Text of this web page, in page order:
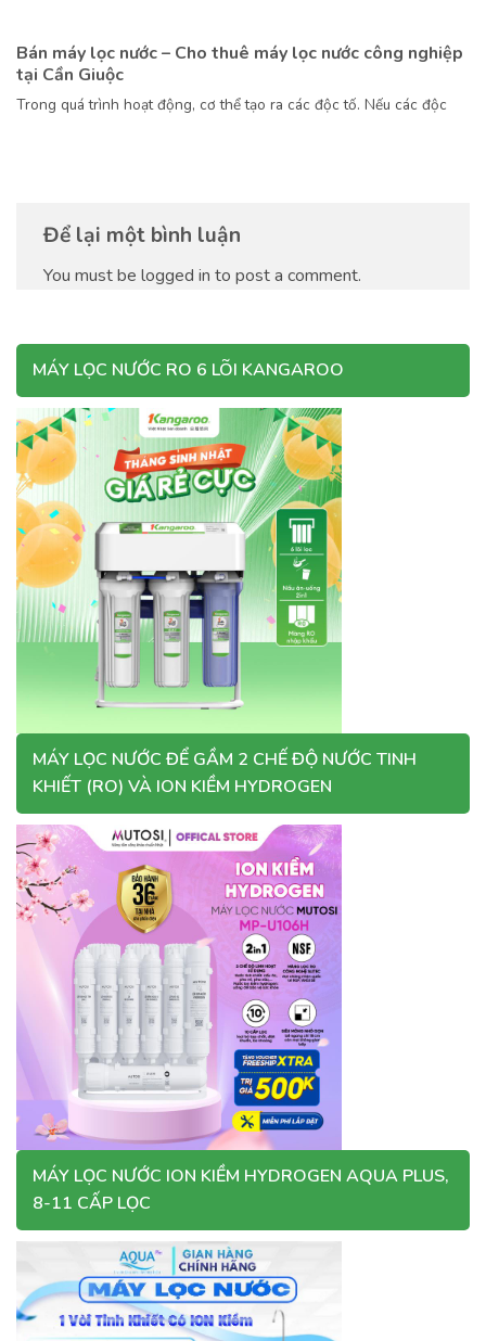
Bán máy lọc nước – Cho thuê máy lọc nước công nghiệp
tại Cần Giuộc
Trong quá trình hoạt động, cơ thể tạo ra các độc tố. Nếu các độc
Để lại một bình luận
You must be logged in to post a comment.
MÁY LỌC NƯỚC RO 6 LÕI KANGAROO
MÁY LỌC NƯỚC ĐỂ GẦM 2 CHẾ ĐỘ NƯỚC TINH
KHIẾT (RO) VÀ ION KIỀM HYDROGEN
MÁY LỌC NƯỚC ION KIỀM HYDROGEN AQUA PLUS,
8-11 CẤP LỌC